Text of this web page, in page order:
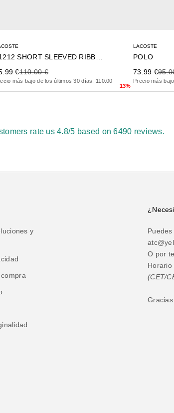
de oferta
€Precio anterior
110.00 €
más bajo de los últimos 30 días: 110.00
13%
LACOSTE
POLO
Precio de
73.99 €
Precio más
rate us 4.8/5 based on 6490 reviews.
y
O por
(CET/